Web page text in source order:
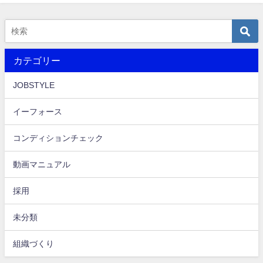
カテゴリー
JOBSTYLE
イーフォース
コンディションチェック
動画マニュアル
採用
未分類
組織づくり